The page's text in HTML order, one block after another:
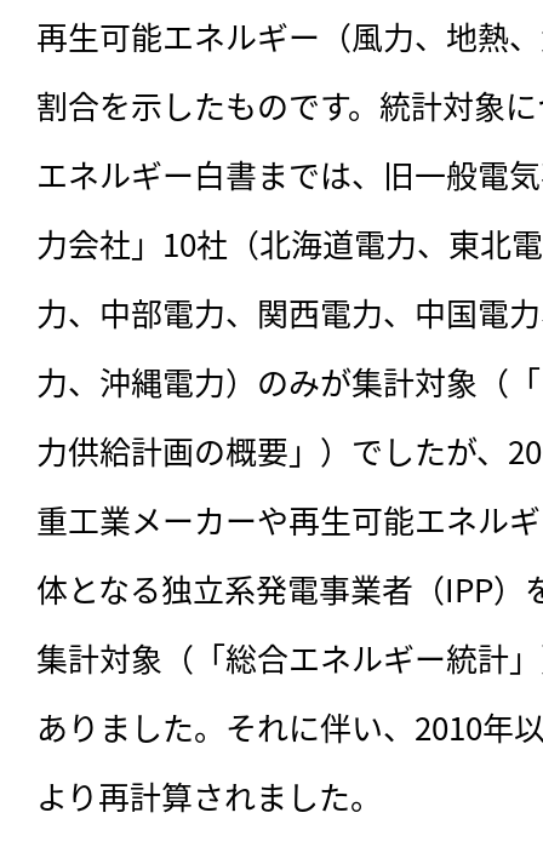
再生可能エネルギー（風力、地熱
割合を示したものです。統計対象
エネルギー白書までは、旧一般電
力会社」10社（北海道電力、東北
力、中部電力、関西電力、中国電
力、沖縄電力）のみが集計対象（
力供給計画の概要」）でしたが、
重工業メーカーや再生可能エネル
体となる独立系発電事業者（IPP
集計対象（「総合エネルギー統計
ありました。それに伴い、2010年
より再計算されました。